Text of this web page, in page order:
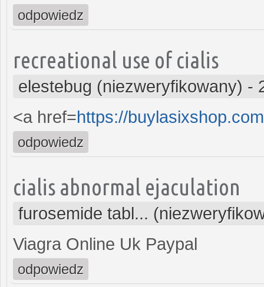
odpowiedz
recreational use of cialis
elestebug (niezweryfikowany) -
<a href=https://
odpowiedz
cialis abnormal ejaculation
furosemide tabl...
Viagra Online Uk Paypal
odpowiedz